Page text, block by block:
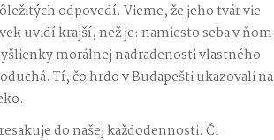
odpovedí. Vieme, že jeho tvár vie
uvidí krajší, než je: namiesto seba v ňom
morálnej nadradenosti vlastného
Tí, čo hrdo v Budapešti ukazovali na
do našej každodennosti. Či